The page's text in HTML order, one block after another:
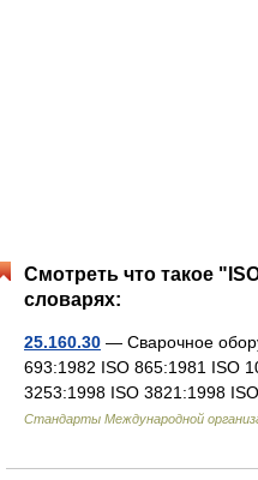
Смотреть что такое
словарях:
25.160.30 — Сварочное
693:1982 ISO 865:1981 ISO
3253:1998 ISO 3821:1998
Стандарты Международной